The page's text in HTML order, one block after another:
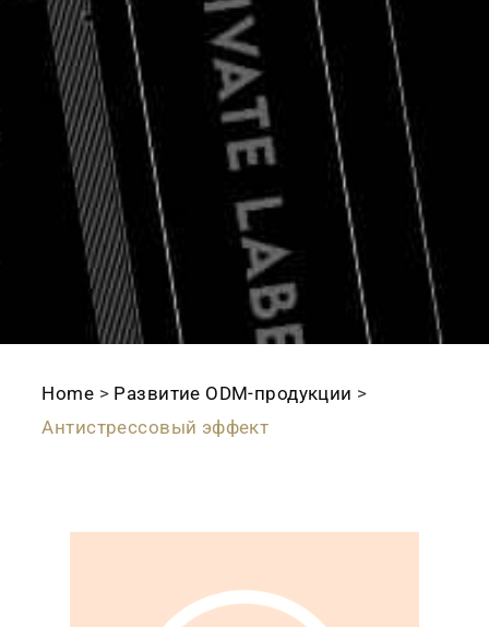
Home > Развитие ODМ-продукции >
Антистрессовый эффект